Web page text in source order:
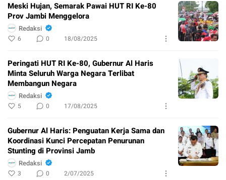
Meski Hujan, Semarak Pawai HUT RI Ke-80
Prov Jambi Menggelora
Redaksi
6 0 18/08/2025
Peringati HUT RI Ke-80, Gubernur Al Haris
Minta Seluruh Warga Negara Terlibat
Membangun Negara
Redaksi
5 0 17/08/2025
Gubernur Al Haris: Penguatan Kerja Sama dan
Koordinasi Kunci Percepatan Penurunan
Stunting di Provinsi Jamb
Redaksi
3 0 2/07/2025